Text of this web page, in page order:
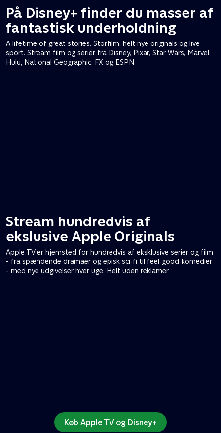
På Disney+ finder du masser af
fantastisk underholdning
A lifetime of great stories. Storfilm, helt nye originals og live
sport. Stream film og serier fra Disney, Pixar, Star Wars, Marvel,
Hulu, National Geographic, FX og ESPN.
Stream hundredvis af
ekslusive Apple Originals
Apple TV er hjemsted for hundredvis af eksklusive serier og film
- fra spændende dramaer og episk sci‑fi til feel‑good‑komedier
- med nye udgivelser hver uge. Helt uden reklamer.
Køb Apple TV og Disney+